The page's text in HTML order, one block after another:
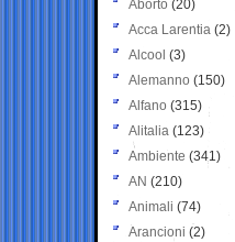
Aborto (20)
Acca Larentia (2)
Alcool (3)
Alemanno (150)
Alfano (315)
Alitalia (123)
Ambiente (341)
AN (210)
Animali (74)
Arancioni (2)